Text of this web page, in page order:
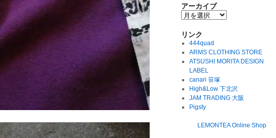
アーカイブ
リンク
444quad
ARMS CLOTHING STORE
ATSUSHI MORITA DESIGN
LABEL
canari 笹塚
High&Low 下北沢
JAM TRADING 大阪
Pigsty
LEMONTEA Online Shop